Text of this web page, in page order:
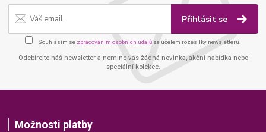
Přihlásit se
Souhlasím se zpracováním osobních údajů za účelem rozesílky newsletteru.
Odebírejte náš newsletter a nemine vás žádná novinka, akční nabídka nebo
speciální kolekce.
Možnosti platby